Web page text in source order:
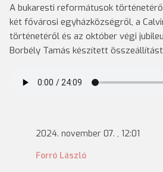
A bukaresti reformátusok
két fővárosi egyházközségről, a
történetéről és az október végi
Borbély Tamás készített
2024. november 07. , 12:01
Forró László